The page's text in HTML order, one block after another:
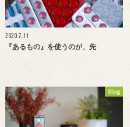
2020.7.11
『あるもの』を使うのが、先
Blog